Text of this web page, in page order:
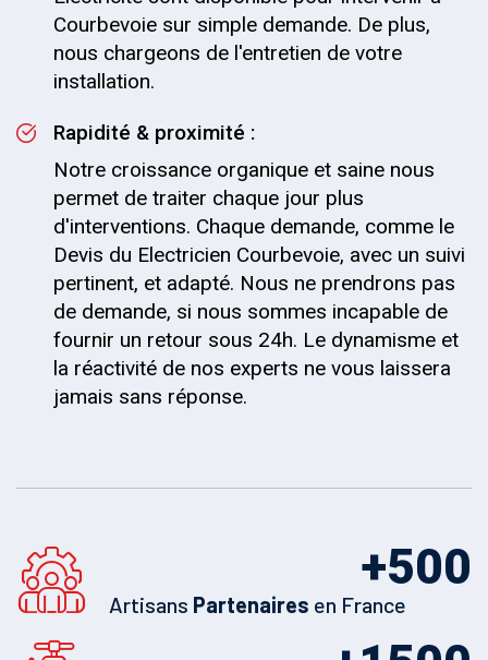
Courbevoie sur simple demande. De plus,
nous chargeons de l'entretien de votre
installation.
Rapidité & proximité :
Notre croissance organique et saine nous
permet de traiter chaque jour plus
d'interventions. Chaque demande, comme le
Devis du Electricien Courbevoie, avec un suivi
pertinent, et adapté. Nous ne prendrons pas
de demande, si nous sommes incapable de
fournir un retour sous 24h. Le dynamisme et
la réactivité de nos experts ne vous laissera
jamais sans réponse.
500
+
Artisans Partenaires en France